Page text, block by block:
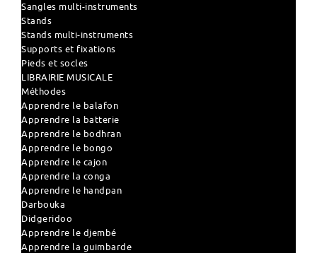
Sangles multi-instruments
Stands
Stands multi-instruments
Supports et fixations
Pieds et socles
LIBRAIRIE MUSICALE
Méthodes
Apprendre le balafon
Apprendre la batterie
Apprendre le bodhran
Apprendre le bongo
Apprendre le cajon
Apprendre la conga
Apprendre le handpan
Darbouka
Didgeridoo
Apprendre le djembé
Apprendre la guimbarde